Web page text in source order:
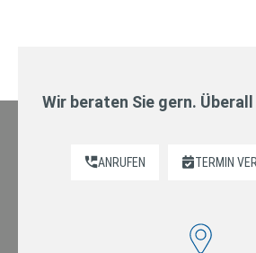
Wir beraten Sie gern.
ANRUFEN TERMIN